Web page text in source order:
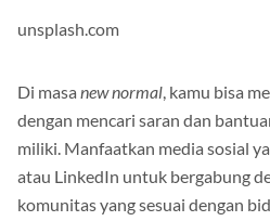
unsplash.com
Di masa new normal, kamu bisa
dengan mencari saran dan
miliki. Manfaatkan media sosial
atau LinkedIn untuk bergabung
komunitas yang sesuai dengan